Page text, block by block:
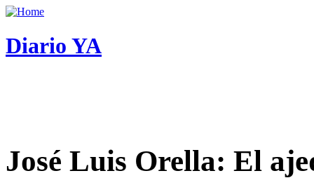
Diario YA
José Luis Orella: El